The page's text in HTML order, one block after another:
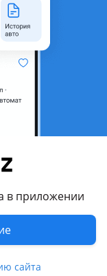
в приложении
сайта
6 поколение
A10/H10), 2009